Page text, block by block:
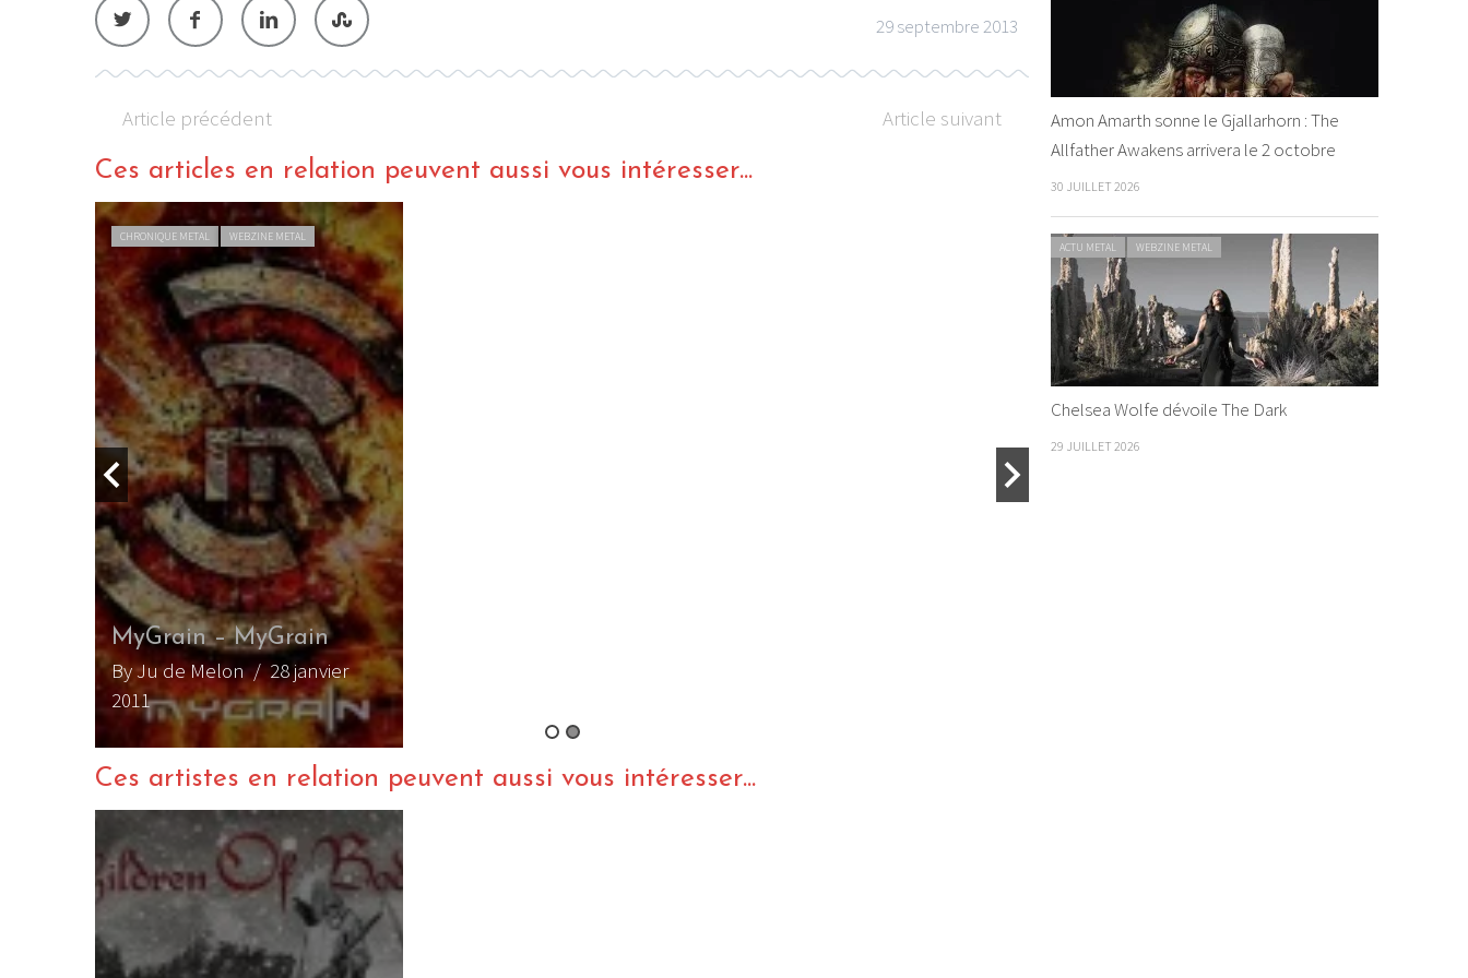
29 septembre 2013
Article précédent Article suivant
Ces articles en relation peuvent aussi vous intéresser...
CHRONIQUE METAL WEBZINE METAL
MyGrain – MyGrain
By Ju de Melon/ 28 janvier
2011
CHRONIQUE METAL WEBZINE METAL CHRONIQUE METAL
Children of
Ces artistes en relation peuvent aussi vous intéresser...
Amon Amarth sonne le Gjallarhorn : The
Allfather Awakens arrivera le 2 octobre
30 JUILLET 2026
ACTU METAL WEBZINE METAL
Chelsea Wolfe dévoile The Dark
29 JUILLET 2026